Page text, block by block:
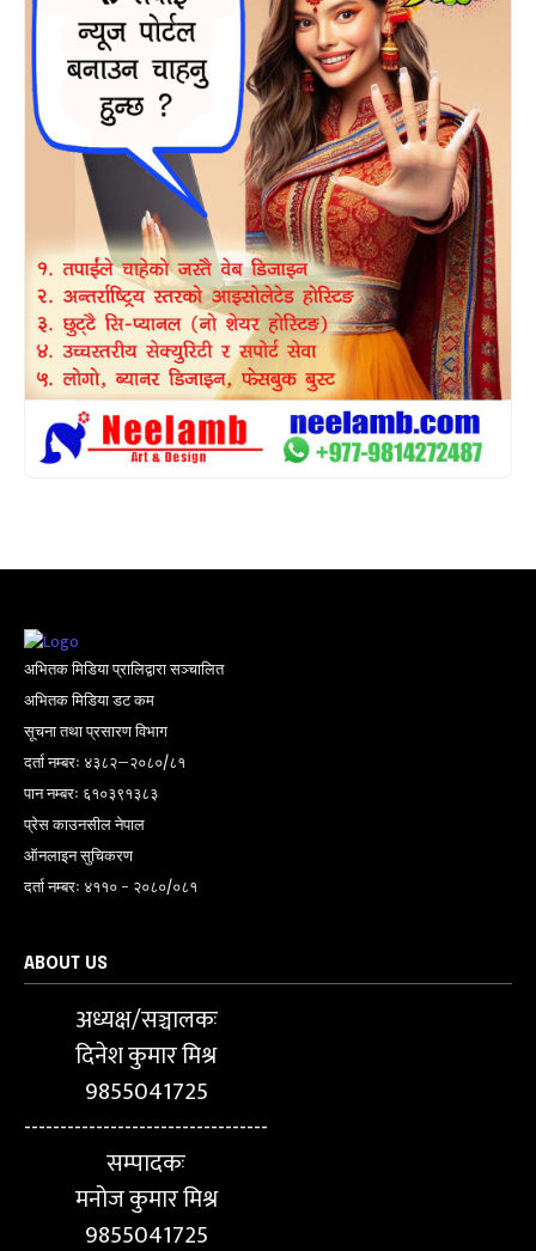
अभितक मिडिया प्रालिद्वारा सञ्चालित
अभितक मिडिया डट कम
सूचना तथा प्रसारण विभाग
दर्ता नम्बरः ४३८२–२०८०/८१
पान नम्बरः ६१०३९१३८३
प्रेस काउनसील नेपाल
ऑनलाइन सुचिकरण
दर्ता नम्बरः ४११० - २०८०/०८१
ABOUT US
अध्यक्ष/सञ्चालकः
दिनेश कुमार मिश्र
9855041725
----------------------------------
सम्पादकः
मनोज कुमार मिश्र
9855041725